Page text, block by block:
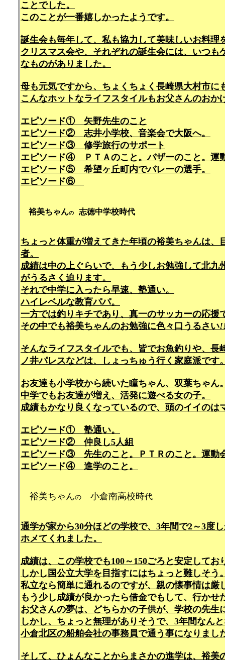
ことでした。
このことが一番嬉しかったようです。
誕生会も毎年して、私も協力して美味しいお料理
クリスマス会や、それぞれの誕生会には、いつ
なものがありました。
母も元気ですから、ちょくちょく長崎県大村市に
こんなホットなライフスタイルもお父さんのおか
エピソード① 矢野先生のこと
エピソード② 志井小学校、音楽会で大阪へ。
エピソード③ 修学旅行のサポート
エピソード④ ＰＴＡのこと。バザーのこと。運
エピソード⑤ 希望ヶ丘町内でバレーの選手。
エピソード⑥
裕美ちゃんの 志徳中学校時代
ちょっと体重が増えてきた年頃の裕美ちゃんは
者。
成績は中の上ぐらいで、もう少しお勉強して北九
がうるさく迫ります。
それで中学に入ったら早速、塾通い。
ハイレベルな教育パパ。
一方では釣りキチであり、真一のサッカーの応援
その中でも裕美ちゃんのお勉強に色々口うるさい
そんなライフスタイルでも、皆でお魚釣りや、
ノ井パレスなどは、しょっちゅう行く家庭派です
お友達も小学校から続いた瞳ちゃん、双葉ちゃん
中学でもお友達が増え、活発に遊べる女の子。
成績もかなり良くなっているので、頭のイイのは
エピソード① 塾通い。
エピソード② 仲良し5人組
エピソード③ 先生のこと。ＰＴＲのこと。運動
エピソード④ 進学のこと。
裕美ちゃんの 小倉南高校時代
通学が家から30分ほどの学校で、3年間で2～3度
ホメてくれました。
成績は、この学校でも100～150ごろと安定してお
しかし国公立大学を目指すにはちょっと難しそう
私立なら簡単に通れるのですが、親の懐事情は厳
もう少し成績が良かったら借金でもして、行かせ
お父さんの夢は、どちらかの子供が、学校の先生
しかし、ちょっと無理がありそうで、3年間なん
小倉北区の船舶会社の事務員で通う事になりまし
そして、ひょんなことからまさかの進学は、裕